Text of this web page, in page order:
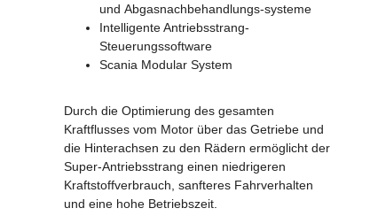
und Abgasnachbehandlungs-systeme
Intelligente Antriebsstrang-
Steuerungssoftware
Scania Modular System
Durch die Optimierung des gesamten
Kraftflusses vom Motor über das Getriebe und
die Hinterachsen zu den Rädern ermöglicht der
Super-Antriebsstrang einen niedrigeren
Kraftstoffverbrauch, sanfteres Fahrverhalten
und eine hohe Betriebszeit.